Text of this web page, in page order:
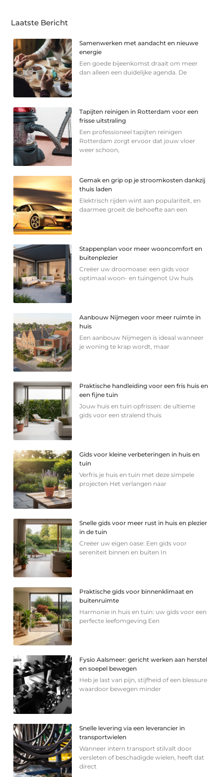
Laatste Bericht
Samenwerken met aandacht en nieuwe
energie
Een goede bijeenkomst draait om meer
dan alleen een duidelijke agenda. De
Tapijten reinigen in Rotterdam voor een
frisse uitstraling
Een professioneel tapijten reinigen
Rotterdam zorgt ervoor dat jouw vloer
weer schoon,
Gemak en grip op je stroomkosten dankzij
thuis laden
Elektrisch rijden wint aan populariteit, en
daarmee groeit de behoefte aan een
Stappenplan voor meer wooncomfort en
buitenplezier
Creëer uw droomoase: een gids voor
optimaal woon- en tuingenot Uw huis
Aanbouw Nijmegen voor meer ruimte in
huis
Een aanbouw Nijmegen is ideaal wanneer
je woning te krap wordt, maar
Praktische handleiding voor een fris huis en
een fijne tuin
Jouw huis en tuin opfrissen: de ultieme
gids voor een stralend thuis
Gids voor kleine verbeteringen in huis en
tuin
Verfris je huis en tuin met deze simpele
projecten Het verlangen naar
Snelle gids voor meer rust in huis en plezier
in de tuin
Creëer uw eigen oase: Een gids voor
sereniteit binnen en buiten In
Praktische gids voor binnenklimaat en
buitenruimte
Harmonie in huis en tuin: uw gids voor een
perfecte leefomgeving Een
Fysio Aalsmeer: gericht werken aan herstel
en soepel bewegen
Heb je last van pijn, stijfheid of een blessure
waardoor bewegen minder
Snelle levering via een leverancier in
transportwielen
Wanneer intern transport stilvalt door
versleten of beschadigde wielen, heeft dat
direct